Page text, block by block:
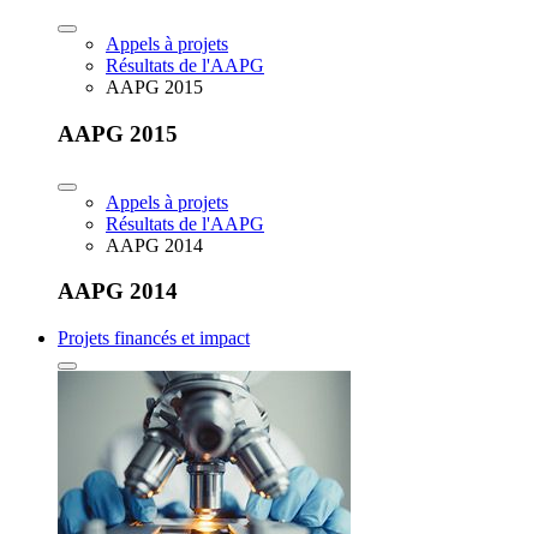
Appels à projets
Résultats de l'AAPG
AAPG 2015
AAPG 2015
Appels à projets
Résultats de l'AAPG
AAPG 2014
AAPG 2014
Projets financés et impact